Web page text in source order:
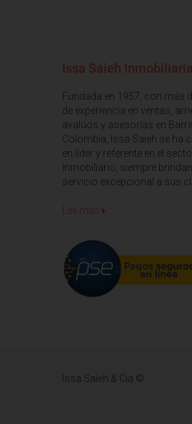
Issa Saieh Inmobiliaria
Fundada en 1957, con más
de experiencia en ventas,
avalúos y asesorías en
Colombia, Issa Saieh se ha
en líder y referente en el
Inmobiliario, siempre
servicio excepcional a sus
Lee mas
Issa Saieh & Cia ©